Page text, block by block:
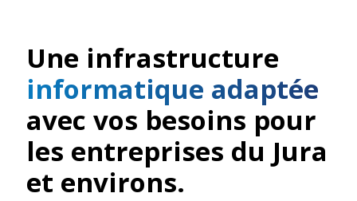
Une infrastructure
informatique adaptée
avec vos besoins pour
les entreprises du Jura
et environs.